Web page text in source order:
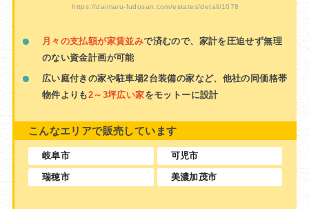
https://daimaru-fudosan.com/estates/detail/1078
月々の支払額が家賃並みで済むので、家計を圧迫せず無理
のない資金計画が可能
広い庭付きの家や駐車場2台装備の家など、他社の同価格帯
物件よりも2～3坪広い家をモットーに設計
こんなエリアで販売しています
岐阜市 可児市
瑞穂市 美濃加茂市